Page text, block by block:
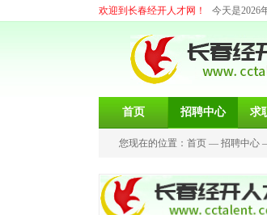
欢迎到长春经开人才网！ 今天是2026
首页 招聘中心 求
您现在的位置： 首页 — 招聘中心